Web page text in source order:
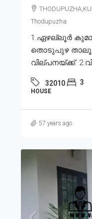
Thodupuzha
1.ഏഴല്ലൂർ
തൊടുപുഴ
വില്പനയ്ക്ക്.
32010 3
HOUSE
57 years ago